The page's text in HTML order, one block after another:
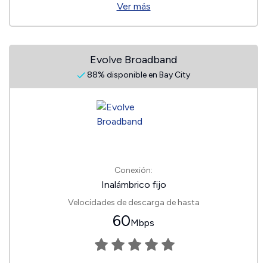
Ver más
Evolve Broadband
88% disponible en Bay City
Conexión:
Inalámbrico fijo
Velocidades de descarga de hasta
60Mbps